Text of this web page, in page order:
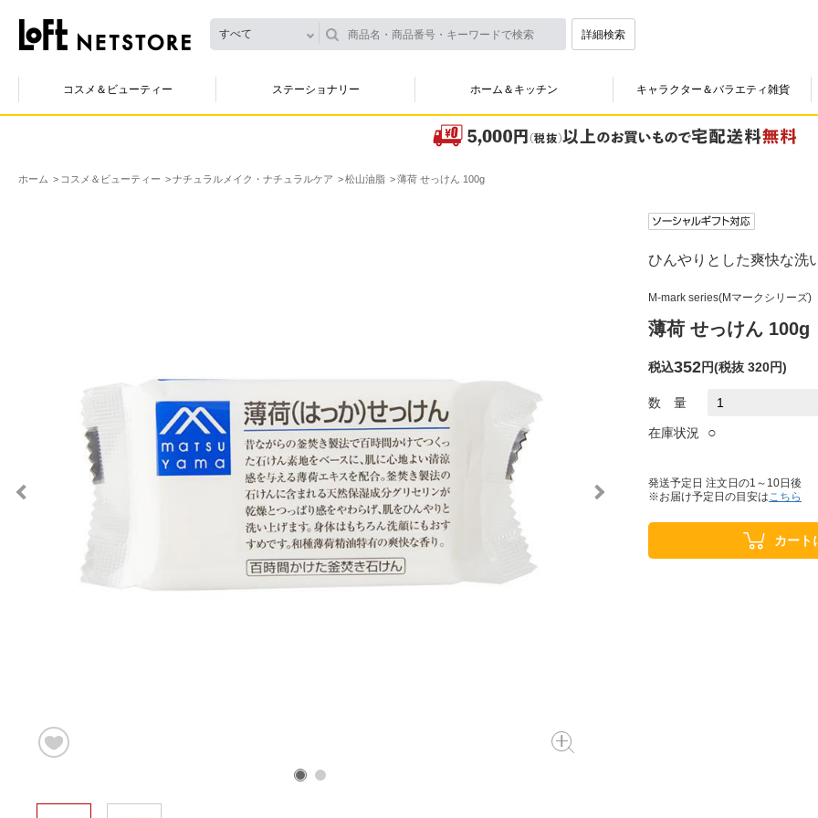
すべて 詳細検索
コスメ＆ビューティー ステーショナリー ホーム＆キッチン キャラクター＆バラエティ雑貨
ホーム コスメ＆ビューティー ナチュラルメイク・ナチュラルケア 松山油脂 薄荷 せっけん 100g
ひんやりとした爽快な洗
M-mark series(Mマークシリーズ)
薄荷 せっけん 100g
税込352円(税抜 320円)
数 量
在庫状況 ○
発送予定日 注文日の1～10日後
※お届け予定日の目安はこちら
カート